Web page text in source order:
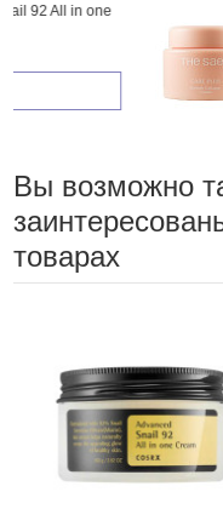
Крем
Baobab
825 ₽
Вы возможно
товарах